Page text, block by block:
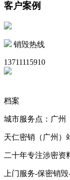
客户案例
销毁热线
13711115910
档案
城市服务点：广州
天仁密销（广州）
二十年专注涉密资
上门服务-保密销